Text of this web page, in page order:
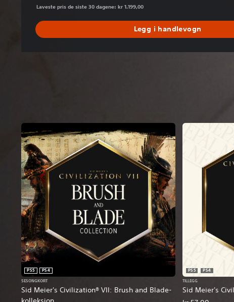
Laveste pris de siste 30 dagene: kr 1.199,00
Legg i handlevogn
Sid Meier's Civilization® VII: Brush and Blade-
PS5
PS4
SESONGKORT
Sid Meier's
PS5
PS4
TILLEGG